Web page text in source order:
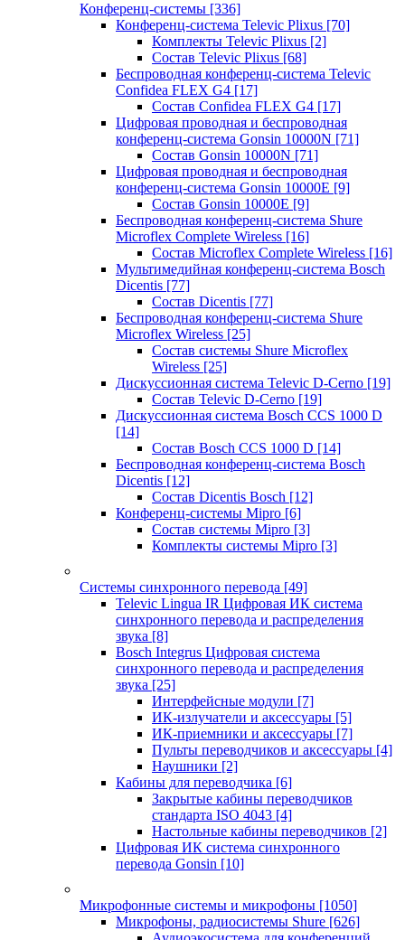
Конференц-системы [336]
Конференц-система Televic Plixus [70]
Комплекты Televic Plixus [2]
Состав Televic Plixus [68]
Беспроводная конференц-система Televic
Confidea FLEX G4 [17]
Состав Confidea FLEX G4 [17]
Цифровая проводная и беспроводная
конференц-система Gonsin 10000N [71]
Состав Gonsin 10000N [71]
Цифровая проводная и беспроводная
конференц-система Gonsin 10000E [9]
Состав Gonsin 10000E [9]
Беспроводная конференц-система Shure
Microflex Complete Wireless [16]
Состав Microflex Complete Wireless [16]
Мультимедийная конференц-система Bosch
Dicentis [77]
Состав Dicentis [77]
Беспроводная конференц-система Shure
Microflex Wireless [25]
Состав системы Shure Microflex
Wireless [25]
Дискуссионная система Televic D-Cerno [19]
Состав Televic D-Cerno [19]
Дискуссионная система Bosch CCS 1000 D
[14]
Состав Bosch CCS 1000 D [14]
Беспроводная конференц-система Bosch
Dicentis [12]
Состав Dicentis Bosch [12]
Конференц-системы Mipro [6]
Состав системы Mipro [3]
Комплекты системы Mipro [3]
Системы синхронного перевода [49]
Televic Lingua IR Цифровая ИК система
синхронного перевода и распределения
звука [8]
Bosch Integrus Цифровая система
синхронного перевода и распределения
звука [25]
Интерфейсные модули [7]
ИК-излучатели и аксессуары [5]
ИК-приемники и аксессуары [7]
Пульты переводчиков и аксессуары [4]
Наушники [2]
Кабины для переводчика [6]
Закрытые кабины переводчиков
стандарта ISO 4043 [4]
Настольные кабины переводчиков [2]
Цифровая ИК система синхронного
перевода Gonsin [10]
Микрофонные системы и микрофоны [1050]
Микрофоны, радиосистемы Shure [626]